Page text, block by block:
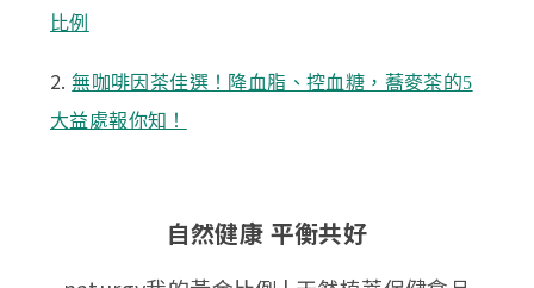
比例
2.無咖啡因茶佳選！降血脂、控血糖，蕎麥茶的5
大益處報你知！
自然健康 平衡共好